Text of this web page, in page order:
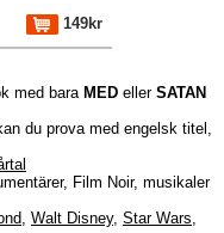
149kr
med bara MED eller SATAN
du prova med engelsk titel,
Film Noir, musikaler
, Walt Disney, Star Wars,